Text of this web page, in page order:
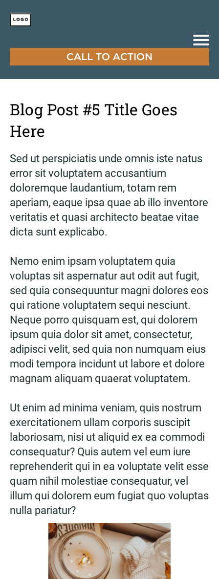
CALL TO ACTION
Blog Post #5 Title Goes
Here
Sed ut perspiciatis unde omnis iste natus
error sit voluptatem accusantium
doloremque laudantium, totam rem
aperiam, eaque ipsa quae ab illo inventore
veritatis et quasi architecto beatae vitae
dicta sunt explicabo.
Nemo enim ipsam voluptatem quia
voluptas sit aspernatur aut odit aut fugit,
sed quia consequuntur magni dolores eos
qui ratione voluptatem sequi nesciunt.
Neque porro quisquam est, qui dolorem
ipsum quia dolor sit amet, consectetur,
adipisci velit, sed quia non numquam eius
modi tempora incidunt ut labore et dolore
magnam aliquam quaerat voluptatem.
Ut enim ad minima veniam, quis nostrum
exercitationem ullam corporis suscipit
laboriosam, nisi ut aliquid ex ea commodi
consequatur? Quis autem vel eum iure
reprehenderit qui in ea voluptate velit esse
quam nihil molestiae consequatur, vel
illum qui dolorem eum fugiat quo voluptas
nulla pariatur?